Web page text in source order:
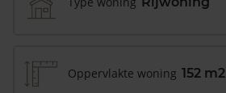
Oppervlakte woning 152 m2